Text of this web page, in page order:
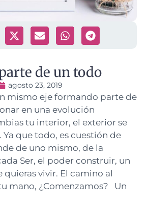
de un todo
agosto 23, 2019
mismo eje formando parte de
en una evolución
tu interior, el exterior se
que todo, es cuestión de
de uno mismo, de la
Ser, el poder construir, un
quieras vivir. El camino al
mano, ¿Comenzamos? Un